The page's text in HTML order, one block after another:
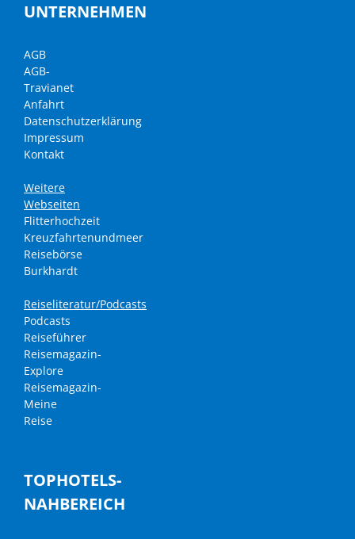
UNTERNEHMEN
AGB
AGB-
Travianet
Anfahrt
Datenschutzerklärung
Impressum
Kontakt
Weitere
Webseiten
Flitterhochzeit
Kreuzfahrtenundmeer
Reisebörse
Burkhardt
Reiseliteratur/Podcasts
Podcasts
Reiseführer
Reisemagazin-
Explore
Reisemagazin-
Meine
Reise
TOPHOTELS-
NAHBEREICH